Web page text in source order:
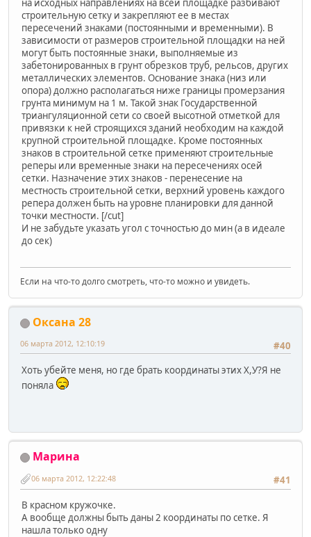
на исходных направлениях на всей площадке разбивают
строительную сетку и закрепляют ее в местах
пересечений знаками (постоянными и временными). В
зависимости от размеров строительной площадки на ней
могут быть постоянные знаки, выполняемые из
забетонированных в грунт обрезков труб, рельсов, других
металлических элементов. Основание знака (низ или
опора) должно располагаться ниже границы промерзания
грунта минимум на 1 м. Такой знак Государственной
триангуляционной сети со своей высотной отметкой для
привязки к ней строящихся зданий необходим на каждой
крупной строительной площадке. Кроме постоянных
знаков в строительной сетке применяют строительные
реперы или временные знаки на пересечениях осей
сетки. Назначение этих знаков - перенесение на
местность строительной сетки, верхний уровень каждого
репера должен быть на уровне планировки для данной
точки местности. [/cut]
И не забудьте указать угол с точностью до мин (а в идеале
до сек)
Если на что-то долго смотреть, что-то можно и увидеть.
Оксана 28
#40
06 марта 2012, 12:10:19
Хоть убейте меня, но где брать координаты этих Х,У?Я не
поняла
Марина
#41
06 марта 2012, 12:22:48
В красном кружочке.
А вообще должны быть даны 2 координаты по сетке. Я
нашла только одну